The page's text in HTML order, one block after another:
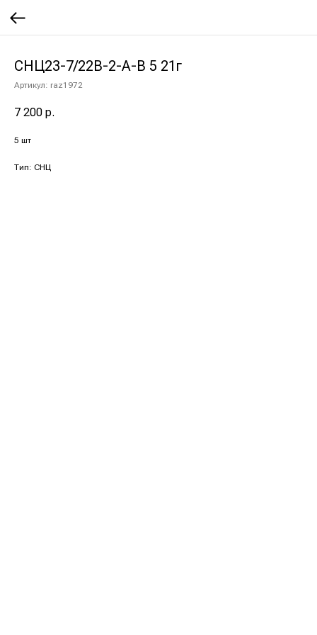
СНЦ23-7/22В-2-А-В 5 21г
Артикул: raz1972
7 200 р.
5 шт
Тип: СНЦ